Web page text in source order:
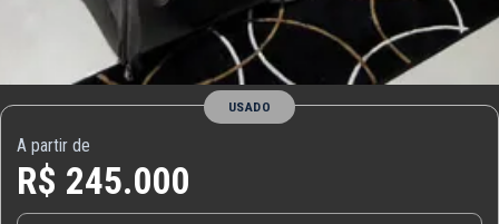
USADO
A partir de
R$ 245.000